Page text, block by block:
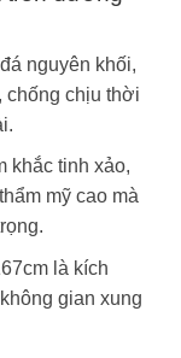
nguyên khối,
chống chịu thời
khắc tinh xảo,
mỹ cao mà
là kích
gian xung